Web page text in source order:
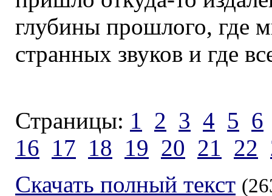
глубины прошлого, где
странных звуков и где
Страницы: 1 2 3 4 5 6
16 17 18 19 20 21 22
Скачать полный текст